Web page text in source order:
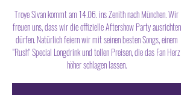
Troye Sivan kommt am 14.06. ins Zenith nach München. Wir
freuen uns, dass wir die offizielle Aftershow Party ausrichten
dürfen. Natürlich feiern wir mit seinen besten Songs, einem
"Rush" Special Longdrink und tollen Preisen, die das Fan Herz
höher schlagen lassen.